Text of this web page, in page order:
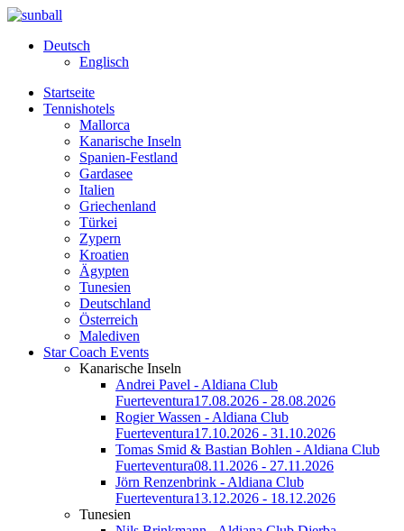
Deutsch
Englisch
Startseite
Tennishotels
Mallorca
Kanarische Inseln
Spanien-Festland
Gardasee
Italien
Griechenland
Türkei
Zypern
Kroatien
Ägypten
Tunesien
Deutschland
Österreich
Malediven
Star Coach Events
Kanarische Inseln
Andrei Pavel - Aldiana Club
Fuerteventura17.08.2026 - 28.08.2026
Rogier Wassen - Aldiana Club
Fuerteventura17.10.2026 - 31.10.2026
Tomas Smid & Bastian Bohlen - Aldiana Club
Fuerteventura08.11.2026 - 27.11.2026
Jörn Renzenbrink - Aldiana Club
Fuerteventura13.12.2026 - 18.12.2026
Tunesien